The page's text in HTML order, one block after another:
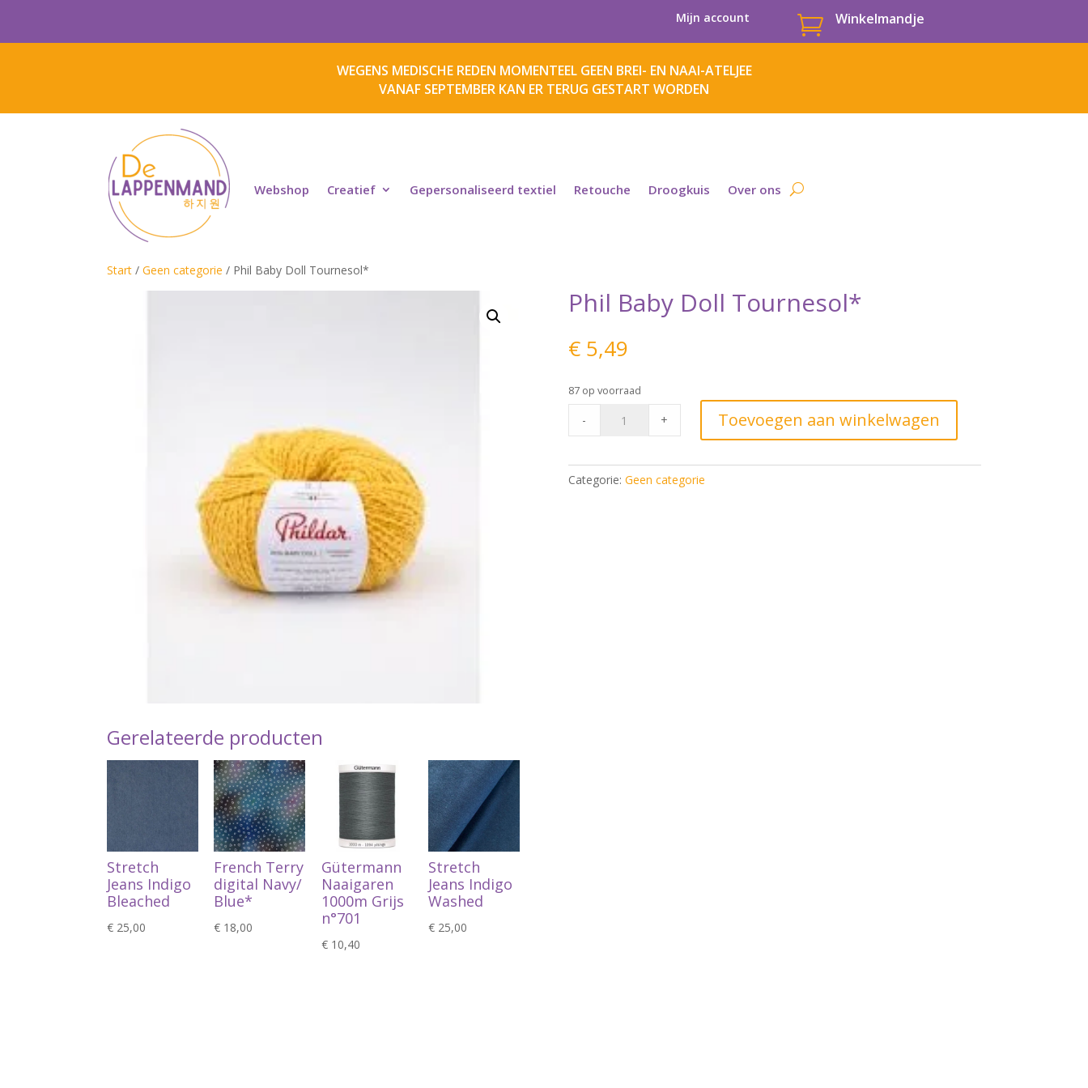
Mijn account  Winkelmandje
WEGENS MEDISCHE REDEN MOMENTEEL GEEN BREI- EN NAAI-ATELJEE
VANAF SEPTEMBER KAN ER TERUG GESTART WORDEN
Webshop Creatief Gepersonaliseerd textiel Retouche Droogkuis Over ons
Start / Geen categorie / Phil Baby Doll Tournesol*
Gerelateerde producten
Stretch
Jeans Indigo
Bleached
€ 25,00
French Terry
digital Navy/
Blue*
€ 18,00
Gütermann
Naaigaren
1000m Grijs
n°701
€10,40
Stretch
Jeans Indigo
Washed
€ 25,00
Phil Baby Doll Tournesol*
€5,49
87 op voorraad
Tournesol*
quantity
- + Toevoegen aan winkelwagen
Categorie: Geen categorie